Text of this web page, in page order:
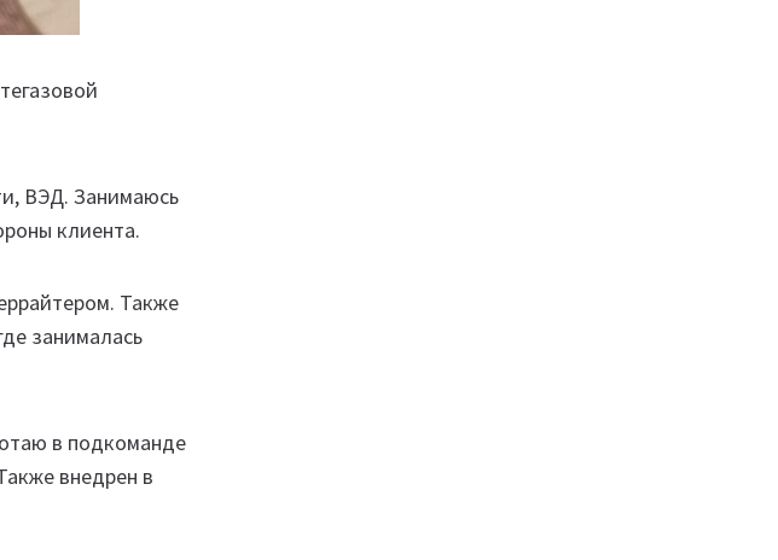
ВЭД. Занимаюсь
клиента.
Также
занималась
в подкоманде
внедрен в